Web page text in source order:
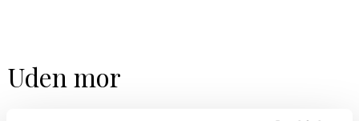
Uden mor